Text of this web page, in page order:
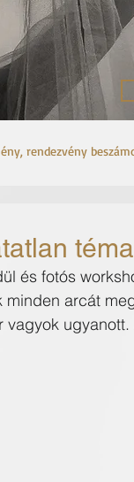
rendezvény
téma
és fotós
arcát